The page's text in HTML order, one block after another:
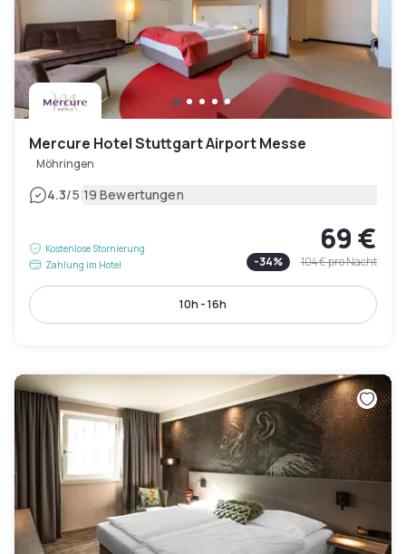
Mercure Hotel Stuttgart Airport Messe
Möhringen
4.3/5|19 Bewertungen
Kostenlose Stornierung
Zahlung im Hotel
69 €
-34% 104 €pro Nacht
10h - 16h